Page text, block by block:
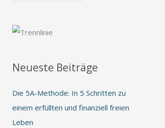
Neueste Beiträge
Die 5A-Methode: In 5 Schritten zu
einem erfüllten und finanziell freien
Leben